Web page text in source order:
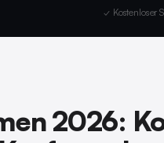
✓ Kostenloser
2026: